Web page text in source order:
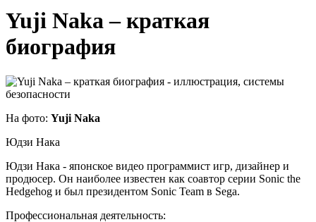
Yuji Naka – краткая
биография
На фото: Yuji Naka
Юдзи Нака
Юдзи Нака - японское видео программист игр, дизайнер и
продюсер. Он наиболее известен как соавтор серии Sonic the
Hedgehog и был президентом Sonic Team в Sega.
Профессиональная деятельность: